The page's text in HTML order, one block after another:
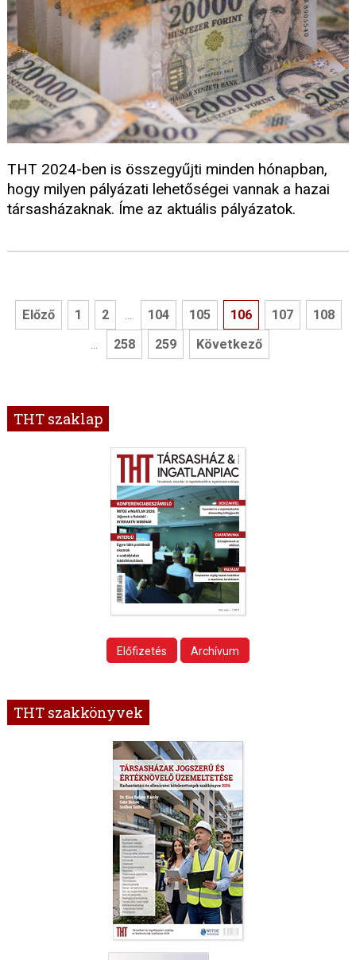
THT 2024-ben is összegyűjti minden hónapban,
hogy milyen pályázati lehetőségei vannak a hazai
társasházaknak. Íme az aktuális pályázatok.
Előző 1 2 ... 104 105 106 107 108
... 258 259 Következő
THT szaklap
Előfizetés Archívum
THT szakkönyvek